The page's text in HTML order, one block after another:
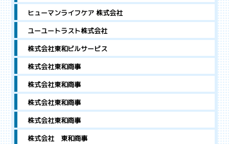
ヒューマンライフケア 株式会社
ユーユートラスト株式会社
株式会社東和ビルサービス
株式会社東和商事
株式会社東和商事
株式会社東和商事
株式会社東和商事
株式会社 東和商事